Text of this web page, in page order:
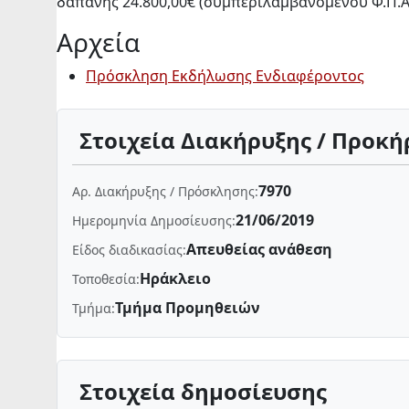
Αρχεία
Πρόσκληση Εκδήλωσης Ενδιαφέροντος
Στοιχεία Διακήρυξης /
Αρ. Διακήρυξης / Πρόσκλησης:7970
Ημερομηνία Δημοσίευσης:21/06/2019
Είδος διαδικασίας:Απευθείας ανάθεση
Τοποθεσία:Ηράκλειο
Τμήμα:Τμήμα Προμηθειών
Στοιχεία δημοσίευσης